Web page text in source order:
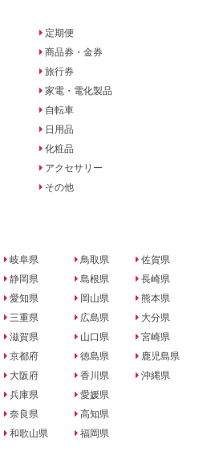
定期便
商品券・金券
旅行券
家電・電化製品
自転車
日用品
化粧品
アクセサリー
その他
岐阜県
静岡県
愛知県
三重県
滋賀県
京都府
大阪府
兵庫県
奈良県
和歌山県
鳥取県
島根県
岡山県
広島県
山口県
徳島県
香川県
愛媛県
高知県
福岡県
佐賀県
長崎県
熊本県
大分県
宮崎県
鹿児島県
沖縄県